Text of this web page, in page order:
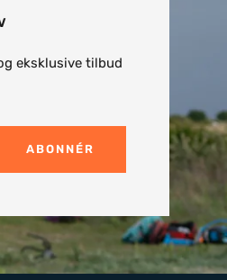
eksklusive tilbud
e-mail
ABONNÉR